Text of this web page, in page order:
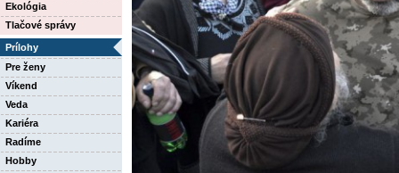
Ekológia
Tlačové správy
Prílohy
Pre ženy
Víkend
Veda
Kariéra
Radíme
Hobby